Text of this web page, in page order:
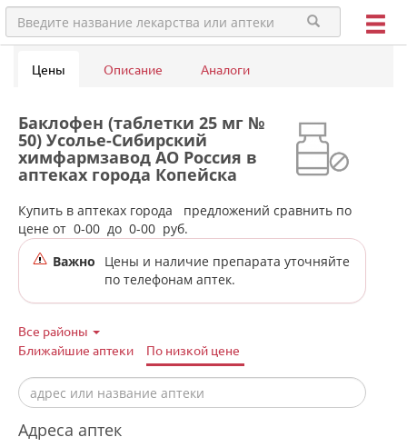
Цены Описание Аналоги
Баклофен (таблетки 25 мг №
50) Усолье-Сибирский
химфармзавод АО Россия в
аптеках города Копейска
(Челябинская обл)
Купить в аптеках города
предложений сравнить по
цене от 0-00 до 0-00 руб.
Важно
Цены и наличие препарата уточняйте
по телефонам аптек.
Все районы
Ближайшие аптеки
По низкой цене
Адреса аптек